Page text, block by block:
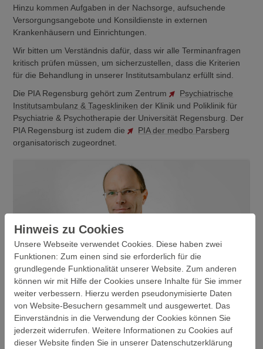
Hinzu kommen Aufgaben in der Nachsorge, aufsuchende
Versorgungsangebote und Konsildienste in externen
Krankenhäusern und Einrichtungen.
Wir bitten um Verständnis dafür, dass wir alle Terminanfragen
kritisch prüfen müssen, um sicherzustellen, dass die Kriterien
für die Behandlung in unserer Institutsambulanz erfüllt sind.
Die PIA Regensburg gehört zum Zentrum
Psychiatrische
Institutsambulanz & Tageskliniken der Klinik und Poliklinik für
Psychiatrie & Psychotherapie der Universität Regensburg. Der
PIA Regensburg ist zudem die
PIA der medbo Parsberg
organisatorisch zugeordnet.
Prof. Dr. med. Berthold Langguth, Chefarzt
IMPRESSIONEN AUS DER PIA
Hinweis zu Cookies
Unsere Webseite verwendet Cookies. Diese haben zwei
Funktionen: Zum einen sind sie erforderlich für die
grundlegende Funktionalität unserer Website. Zum anderen
können wir mit Hilfe der Cookies unsere Inhalte für Sie immer
weiter verbessern. Hierzu werden pseudonymisierte Daten
von Website-Besuchern gesammelt und ausgewertet. Das
Einverständnis in die Verwendung der Cookies können Sie
jederzeit widerrufen. Weitere Informationen zu Cookies auf
dieser Website finden Sie in unserer Datenschutzerklärung